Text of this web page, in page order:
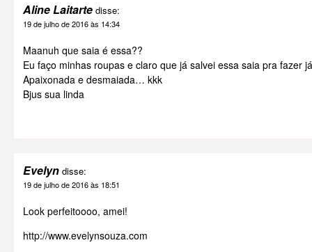
Aline Laitarte disse:
19 de julho de 2016 às 14:34
Maanuh que saia é essa??
Eu faço minhas roupas e claro que já salvei essa saia pra fazer
Apaixonada e desmaiada… kkk
Bjus sua linda
Evelyn disse:
19 de julho de 2016 às 18:51
Look perfeitoooo, amei!
http://www.evelynsouza.com